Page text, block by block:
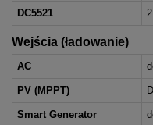
DC5521
Wejścia (ładowanie)
AC
PV (MPPT)
Smart Generator